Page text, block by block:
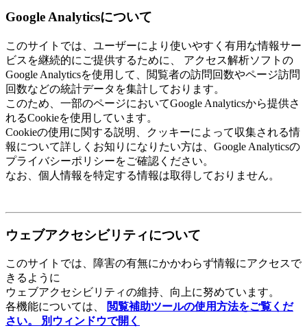
Google Analyticsについて
このサイトでは、ユーザーにより使いやすく有用な情報サー
ビスを継続的にご提供するために、 アクセス解析ソフトの
Google Analyticsを使用して、閲覧者の訪問回数やページ訪問
回数などの統計データを集計しております。
このため、一部のページにおいてGoogle Analyticsから提供さ
れるCookieを使用しています。
Cookieの使用に関する説明、クッキーによって収集される情
報について詳しくお知りになりたい方は、Google Analyticsの
プライバシーポリシーをご確認ください。
なお、個人情報を特定する情報は取得しておりません。
ウェブアクセシビリティについて
このサイトでは、障害の有無にかかわらず情報にアクセスで
きるように
ウェブアクセシビリティの維持、向上に努めています。
各機能については、
閲覧補助ツールの使用方法をご覧くだ
さい。
別ウィンドウで開く